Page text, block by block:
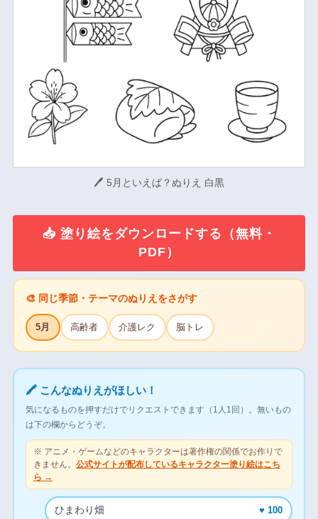
🖊 5月といえば？ぬりえ 白黒
📥 塗り絵をダウンロードする（無料・
PDF）
🎨 同じ季節・テーマのぬりえをさがす
5月 高齢者 介護レク 脳トレ
🖍 こんなぬりえがほしい！
気になるものを押すだけでリクエストできます（1人1回）。無いもの
は下の欄からどうぞ。
※ アニメ・ゲームなどのキャラクターは著作権の関係でお作りで
きません。 公式サイトが配布しているキャラクター塗り絵はこち
ら →
ひまわり畑 ♥ 100